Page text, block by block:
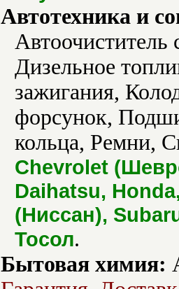
Автотехника и
Автоочиститель
Дизельное
зажигания,
форсунок,
кольца, Ремни,
Chevrolet
Daihatsu,
(Ниссан),
Тосол.
Бытовая химия: